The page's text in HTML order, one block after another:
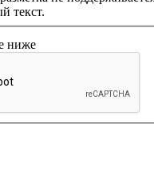
текст.
ниже